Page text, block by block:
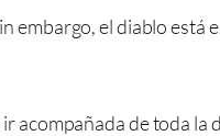
embargo, el diablo está
acompañada de toda